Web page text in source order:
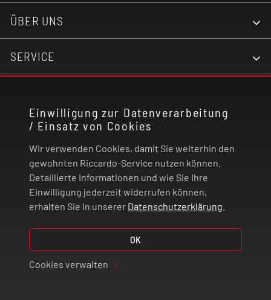
Einwilligung zur Datenverarbeitung
/ Einsatz von Cookies
Wir verwenden Cookies, damit Sie weiterhin den
gewohnten Riccardo-Service nutzen können.
Detaillierte Informationen und wie Sie Ihre
Einwilligung jederzeit widerrufen können,
erhalten Sie in unserer Datenschutzerklärung
OK
Cookies verwalten
ÜBER UNS
SERVICE
RECHTLICHES
ZAHLUNG UND VERSAND
VERTRAG WIDERRUFEN
© 2026 | Riccardo Onlinestore GmbH